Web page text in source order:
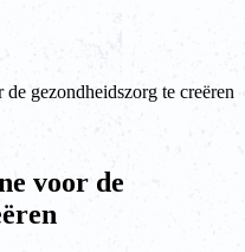
gezondheidszorg te creëren
voor de